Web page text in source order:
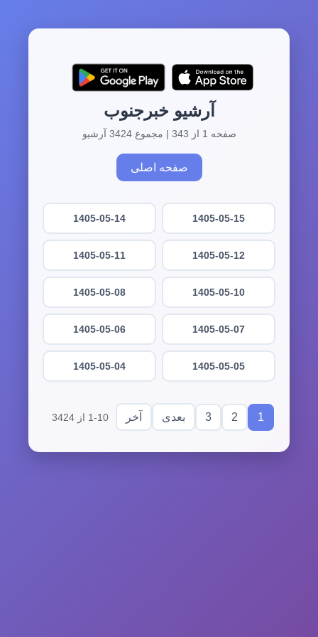
آرشیو خبرجنوب
صفحه 1 از 343 | مجموع 3424 آرشیو
صفحه اصلی
1405-05-15
1405-05-14
1405-05-12
1405-05-11
1405-05-10
1405-05-08
1405-05-07
1405-05-06
1405-05-05
1405-05-04
1
2
3 بعدی آخر 1-10 از 3424